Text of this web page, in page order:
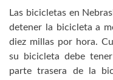
Las bicicletas en
detener la bicicleta a
diez millas por hora.
su bicicleta debe
parte trasera de la